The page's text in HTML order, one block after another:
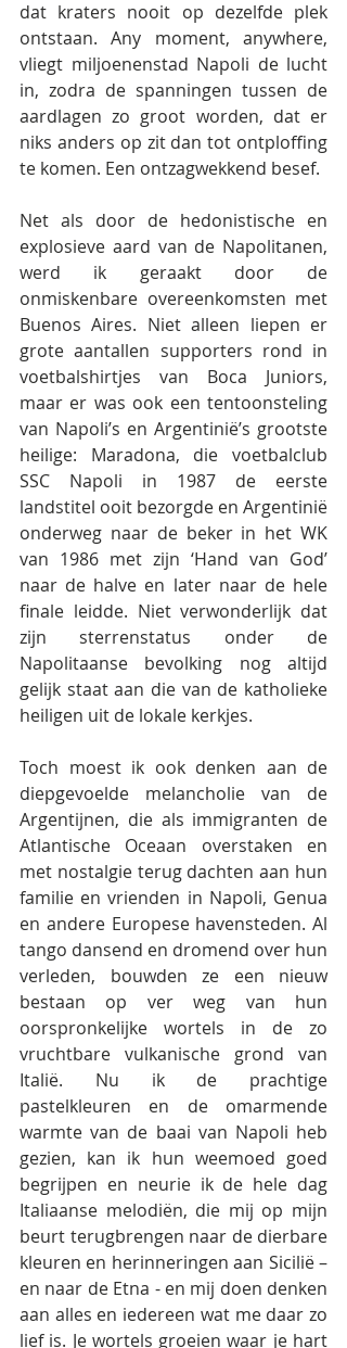
dat kraters nooit op dezelfde plek
ontstaan. Any moment, anywhere,
vliegt miljoenenstad Napoli de lucht
in, zodra de spanningen tussen de
aardlagen zo groot worden, dat er
niks anders op zit dan tot ontploffing
te komen. Een ontzagwekkend besef.
Net als door de hedonistische en
explosieve aard van de Napolitanen,
werd ik geraakt door de
onmiskenbare overeenkomsten met
Buenos Aires. Niet alleen liepen er
grote aantallen supporters rond in
voetbalshirtjes van Boca Juniors,
maar er was ook een tentoonsteling
van Napoli’s en Argentinië’s grootste
heilige: Maradona, die voetbalclub
SSC Napoli in 1987 de eerste
landstitel ooit bezorgde en Argentinië
onderweg naar de beker in het WK
van 1986 met zijn ‘Hand van God’
naar de halve en later naar de hele
finale leidde. Niet verwonderlijk dat
zijn sterrenstatus onder de
Napolitaanse bevolking nog altijd
gelijk staat aan die van de katholieke
heiligen uit de lokale kerkjes.
Toch moest ik ook denken aan de
diepgevoelde melancholie van de
Argentijnen, die als immigranten de
Atlantische Oceaan overstaken en
met nostalgie terug dachten aan hun
familie en vrienden in Napoli, Genua
en andere Europese havensteden. Al
tango dansend en dromend over hun
verleden, bouwden ze een nieuw
bestaan op ver weg van hun
oorspronkelijke wortels in de zo
vruchtbare vulkanische grond van
Italië. Nu ik de prachtige
pastelkleuren en de omarmende
warmte van de baai van Napoli heb
gezien, kan ik hun weemoed goed
begrijpen en neurie ik de hele dag
Italiaanse melodiën, die mij op mijn
beurt terugbrengen naar de dierbare
kleuren en herinneringen aan Sicilië –
en naar de Etna - en mij doen denken
aan alles en iedereen wat me daar zo
lief is. Je wortels groeien waar je hart